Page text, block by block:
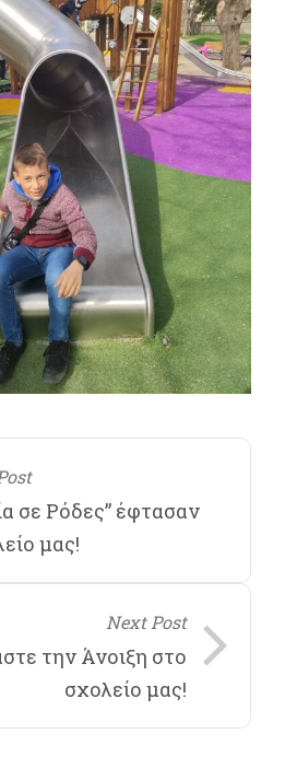
σε Ρόδες” έφτασαν
μας!
Next Post
την Άνοιξη στο
σχολείο μας!